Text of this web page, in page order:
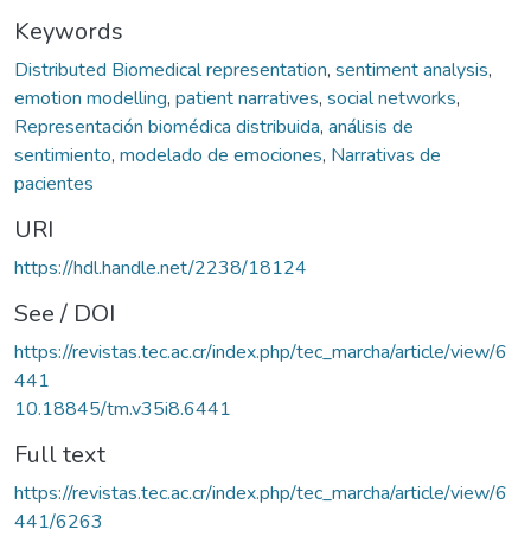
Keywords
Distributed Biomedical representation, sentiment analysis,
emotion modelling, patient narratives, social networks,
Representación biomédica distribuida, análisis de
sentimiento, modelado de emociones, Narrativas de
pacientes
URI
https://hdl.handle.net/2238/18124
See / DOI
https://revistas.tec.ac.cr/index.php/tec_marcha/article/view/6
441
10.18845/tm.v35i8.6441
Full text
https://revistas.tec.ac.cr/index.php/tec_marcha/article/view/6
441/6263